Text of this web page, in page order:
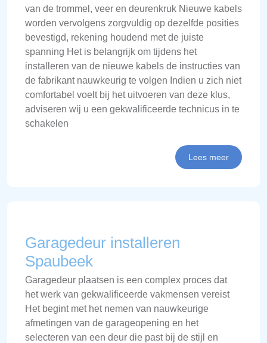
van de trommel, veer en deurenkruk Nieuwe kabels
worden vervolgens zorgvuldig op dezelfde posities
bevestigd, rekening houdend met de juiste
spanning Het is belangrijk om tijdens het
installeren van de nieuwe kabels de instructies van
de fabrikant nauwkeurig te volgen Indien u zich niet
comfortabel voelt bij het uitvoeren van deze klus,
adviseren wij u een gekwalificeerde technicus in te
schakelen
Lees meer
Garagedeur installeren
Spaubeek
Garagedeur plaatsen is een complex proces dat
het werk van gekwalificeerde vakmensen vereist
Het begint met het nemen van nauwkeurige
afmetingen van de garageopening en het
selecteren van een deur die past bij de stijl en